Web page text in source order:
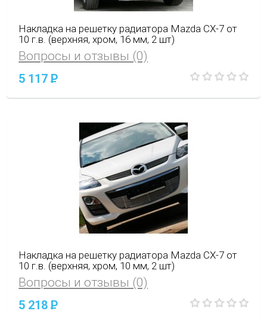
Накладка на решетку радиатора Mazda CX-7 от
10 г.в. (верхняя, хром, 16 мм, 2 шт)
Вопросы и отзывы (0)
5 117P
Накладка на решетку радиатора Mazda CX-7 от
10 г.в. (верхняя, хром, 10 мм, 2 шт)
Вопросы и отзывы (0)
5 218P